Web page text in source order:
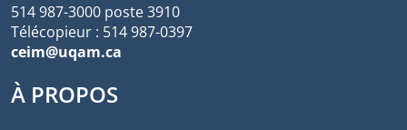
514 987-3000 poste 3910
Télécopieur : 514 987-0397
ceim@uqam.ca
À PROPOS